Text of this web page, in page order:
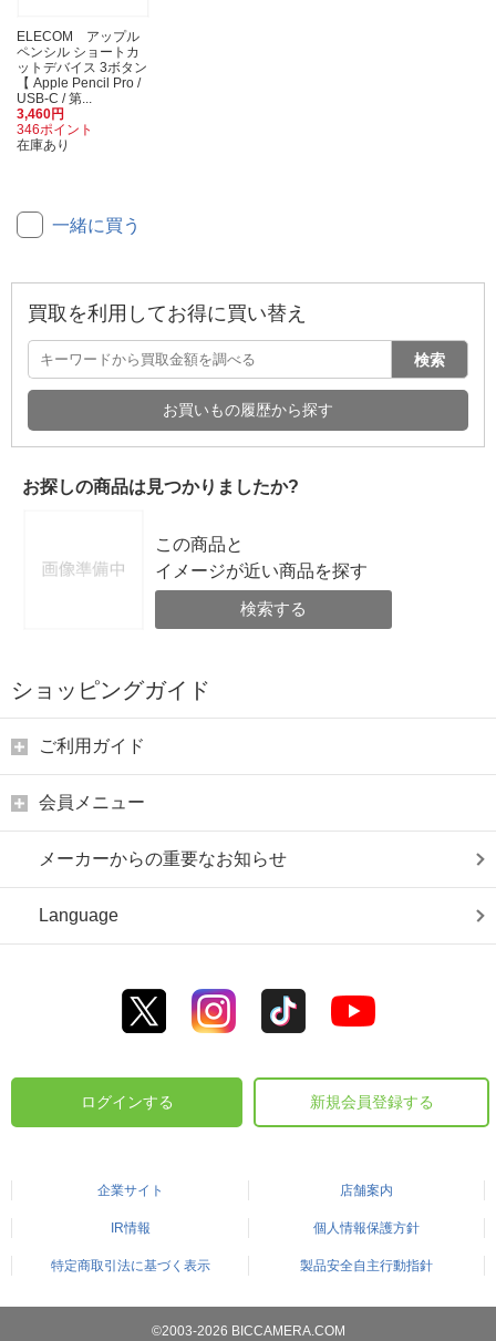
ELECOM アップル
ペンシル ショートカ
ットデバイス 3ボタン
【 Apple Pencil Pro /
USB-C / 第...
3,460円
346ポイント
在庫あり
一緒に買う
買取を利用してお得に買い替え
検索
お買いもの履歴から探す
お探しの商品は見つかりましたか?
この商品と
イメージが近い商品を探す
検索する
ショッピングガイド
ご利用ガイド
会員メニュー
メーカーからの重要なお知らせ
Language
ログインする 新規会員登録する
企業サイト 店舗案内
IR情報 個人情報保護方針
特定商取引法に基づく表示 製品安全自主行動指針
©2003-2026 BICCAMERA.COM